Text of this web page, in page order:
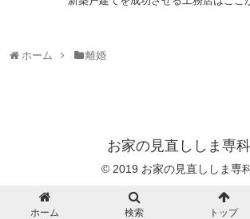
ホーム 離婚
お家の見直ししま専科
© 2019 お家の見直ししま専
ホーム 検索 トップ